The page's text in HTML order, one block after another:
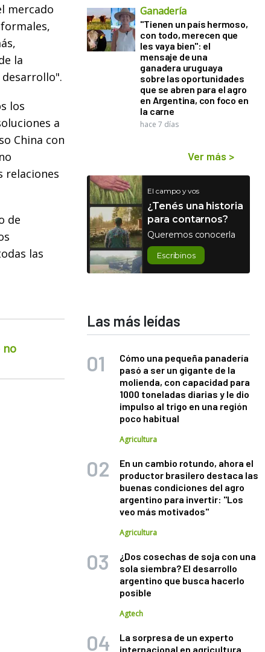
mercado
la
los
a
China con
relaciones
de
las
no
Ganadería
"Tienen un país hermoso,
con todo, merecen que
les vaya bien": el
mensaje de una
ganadera uruguaya
sobre las oportunidades
que se abren para el agro
en Argentina, con foco en
la carne
hace 7 días
Ver más >
El campo y vos
¿Tenés una historia
para contarnos?
Queremos conocerla
Escribinos
Las más leídas
Cómo una pequeña panadería
pasó a ser un gigante de la
molienda, con capacidad para
1000 toneladas diarias y le dio
impulso al trigo en una región
poco habitual
Agricultura
En un cambio rotundo, ahora el
productor brasilero destaca las
buenas condiciones del agro
argentino para invertir: "Los
veo más motivados"
Agricultura
¿Dos cosechas de soja con una
sola siembra? El desarrollo
argentino que busca hacerlo
posible
Agtech
La sorpresa de un experto
internacional en agricultura